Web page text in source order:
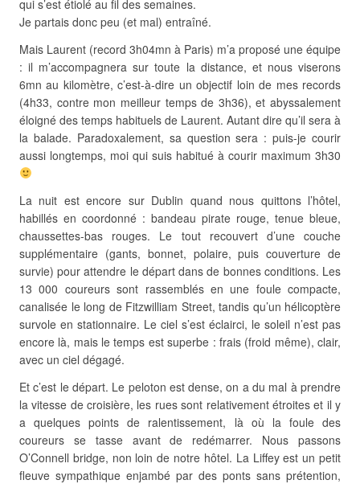
qui s’est étiolé au fil des semaines.
Je partais donc peu (et mal) entraîné.
Mais Laurent (record 3h04mn à Paris) m’a proposé une équipe
: il m’accompagnera sur toute la distance, et nous viserons
6mn au kilomètre, c’est-à-dire un objectif loin de mes records
(4h33, contre mon meilleur temps de 3h36), et abyssalement
éloigné des temps habituels de Laurent. Autant dire qu’il sera à
la balade. Paradoxalement, sa question sera : puis-je courir
aussi longtemps, moi qui suis habitué à courir maximum 3h30
La nuit est encore sur Dublin quand nous quittons l’hôtel,
habillés en coordonné : bandeau pirate rouge, tenue bleue,
chaussettes-bas rouges. Le tout recouvert d’une couche
supplémentaire (gants, bonnet, polaire, puis couverture de
survie) pour attendre le départ dans de bonnes conditions. Les
13 000 coureurs sont rassemblés en une foule compacte,
canalisée le long de Fitzwilliam Street, tandis qu’un hélicoptère
survole en stationnaire. Le ciel s’est éclairci, le soleil n’est pas
encore là, mais le temps est superbe : frais (froid même), clair,
avec un ciel dégagé.
Et c’est le départ. Le peloton est dense, on a du mal à prendre
la vitesse de croisière, les rues sont relativement étroites et il y
a quelques points de ralentissement, là où la foule des
coureurs se tasse avant de redémarrer. Nous passons
O’Connell bridge, non loin de notre hôtel. La Liffey est un petit
fleuve sympathique enjambé par des ponts sans prétention,